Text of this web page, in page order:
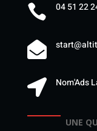
 04 51 22

 Nom'Ads
UNE